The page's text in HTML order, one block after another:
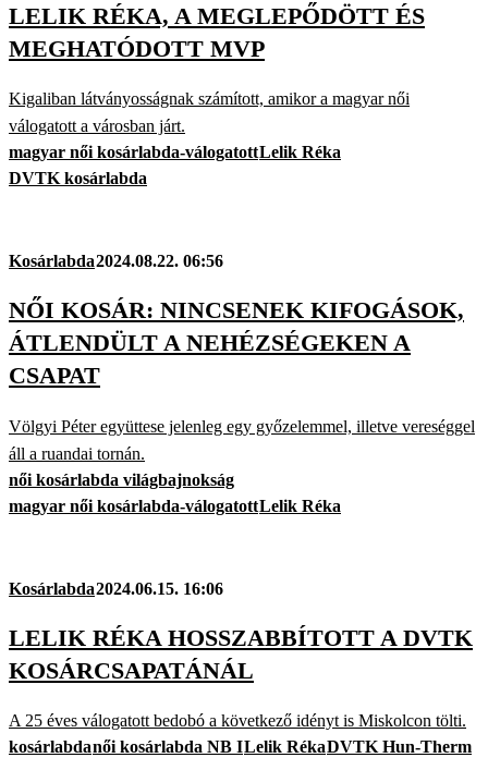
LELIK RÉKA, A MEGLEPŐDÖTT ÉS
MEGHATÓDOTT MVP
Kigaliban látványosságnak számított, amikor a magyar női
válogatott a városban járt.
magyar női kosárlabda-válogatottLelik Réka
DVTK kosárlabda
Kosárlabda2024.08.22. 06:56
NŐI KOSÁR: NINCSENEK KIFOGÁSOK,
ÁTLENDÜLT A NEHÉZSÉGEKEN A
CSAPAT
Völgyi Péter együttese jelenleg egy győzelemmel, illetve vereséggel
áll a ruandai tornán.
női kosárlabda világbajnokság
magyar női kosárlabda-válogatottLelik Réka
Kosárlabda2024.06.15. 16:06
LELIK RÉKA HOSSZABBÍTOTT A DVTK
KOSÁRCSAPATÁNÁL
A 25 éves válogatott bedobó a következő idényt is Miskolcon tölti.
kosárlabdanői kosárlabda NB ILelik RékaDVTK Hun-Therm